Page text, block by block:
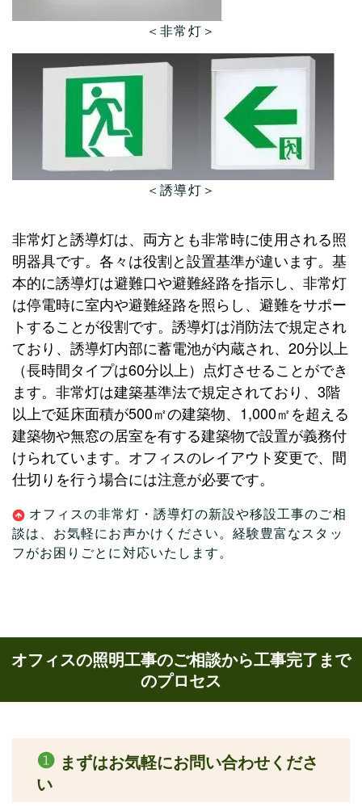
＜非常灯＞
＜誘導灯＞
非常灯と誘導灯は、両方とも非常時に使用される照
明器具です。各々は役割と設置基準が違います。基
本的に誘導灯は避難口や避難経路を指示し、非常灯
は停電時に室内や避難経路を照らし、避難をサポー
トすることが役割です。誘導灯は消防法で規定され
ており、誘導灯内部に蓄電池が内蔵され、20分以上
（長時間タイプは60分以上）点灯させることができ
ます。非常灯は建築基準法で規定されており、3階
以上で延床面積が500㎡の建築物、1,000㎡を超える
建築物や無窓の居室を有する建築物で設置が義務付
けられています。オフィスのレイアウト変更で、間
仕切りを行う場合には注意が必要です。
オフィスの非常灯・誘導灯の新設や移設工事のご相
談は、お気軽にお声かけください。経験豊富なスタッ
フがお困りごとに対応いたします。
オフィスの照明工事のご相談から工事完了まで
のプロセス
❶ まずはお気軽にお問い合わせくださ
い